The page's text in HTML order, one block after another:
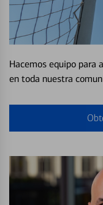
Hacemos equipo para
en toda nuestra